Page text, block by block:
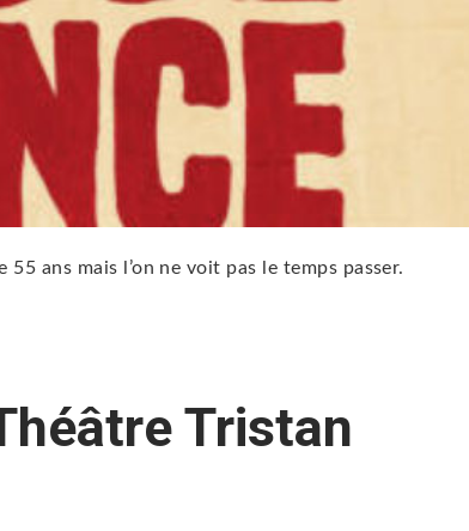
ans mais l’on ne voit pas le temps passer.
Tristan